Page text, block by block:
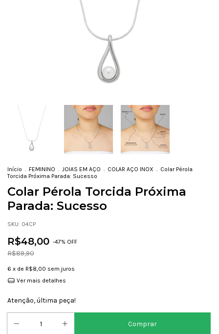
Início . FEMININO . JOIAS EM AÇO . COLAR AÇO INOX . Colar Pérola
Torcida Próxima Parada: Sucesso
Colar Pérola Torcida Próxima
Parada: Sucesso
SKU: 04CP
R$48,00 -47% OFF
R$89,90
6 x de R$8,00 sem juros
Ver mais detalhes
Atenção, última peça!